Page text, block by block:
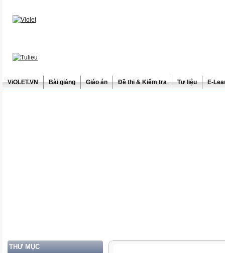
ViOLET.VN Bài giảng Giáo án Đề thi & Kiểm tra Tư liệu E-
THƯ MỤC